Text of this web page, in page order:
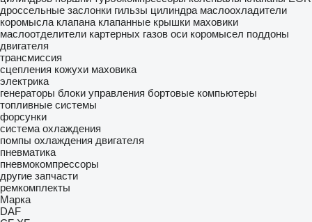
дроссельные заслонки гильзы цилиндра маслоохладители
коромысла клапана клапанные крышки маховики
маслоотделители картерных газов оси коромысел поддоны
двигателя
трансмиссия
сцепления кожухи маховика
электрика
генераторы блоки управления бортовые компьютеры
топливные системы
форсунки
система охлаждения
помпы охлаждения двигателя
пневматика
пневмокомпрессоры
другие запчасти
ремкомплекты
Марка
DAF